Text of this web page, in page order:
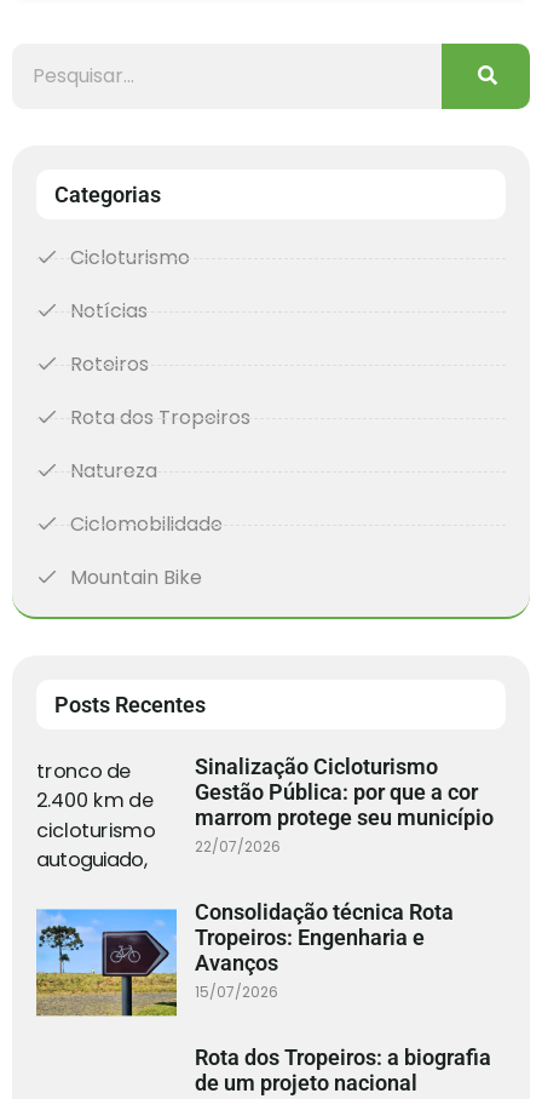
Categorias
Cicloturismo
Notícias
Roteiros
Rota dos Tropeiros
Natureza
Ciclomobilidade
Mountain Bike
Posts Recentes
Sinalização Cicloturismo
Gestão Pública: por que a cor
marrom protege seu município
22/07/2026
Consolidação técnica Rota
Tropeiros: Engenharia e
Avanços
15/07/2026
Rota dos Tropeiros: a biografia
de um projeto nacional